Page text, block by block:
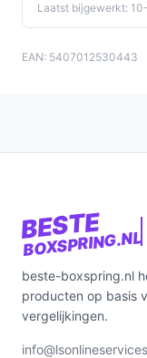
Laatst bijgewerkt:
EAN: 5407012530443
BESTE
BOXSPRING.NL
beste-boxspring.nl
producten op basis
vergelijkingen.